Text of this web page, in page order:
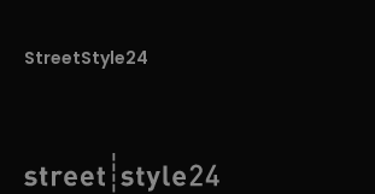
StreetStyle24